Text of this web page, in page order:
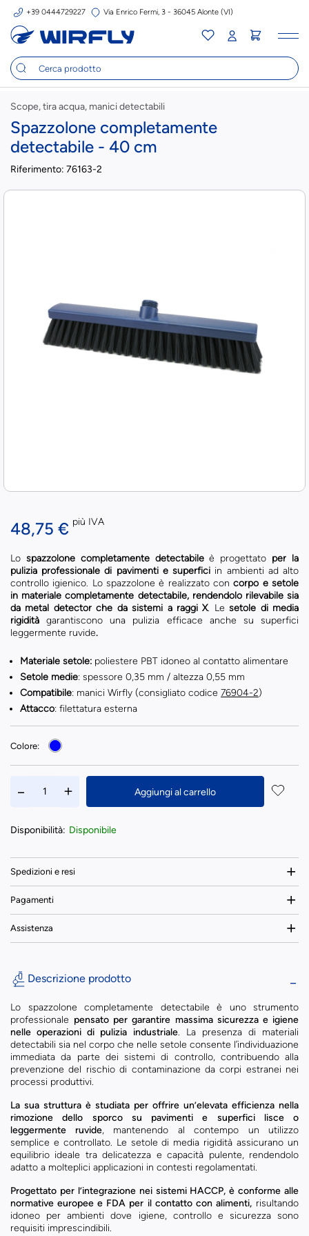
+39 0444729227 Via Enrico Fermi, 3 - 36045 Alonte (VI)
Scope, tira acqua, manici detectabili
Spazzolone completamente
detectabile - 40 cm
Riferimento: 76163-2
48,75 € più IVA
Lo spazzolone completamente detectabileè progettato per la
pulizia professionale di pavimenti e superfici in ambienti ad alto
controllo igienico. Lo spazzolone è realizzato concorpo e setole
in materiale completamente detectabile, rendendolo rilevabile sia
da metal detector che da sistemi a raggi X. Lesetole di media
rigidità garantiscono una pulizia efficace anche su superfici
leggermente ruvide.
Materiale setole: poliestere PBT idoneo al contatto alimentare
Setole medie: spessore 0,35 mm / altezza 0,55 mm
Compatibile: manici Wirfly (consigliato codice 76904-2)
Attacco: filettatura esterna
Colore:
Aggiungi al carrello
Disponibilità: Disponibile
Spedizioni e resi
Pagamenti
Assistenza
Descrizione prodotto
Lo spazzolone completamente detectabile è uno strumento
professionale pensato per garantire massima sicurezza e igiene
nelle operazioni di pulizia industriale. La presenza di materiali
detectabili sia nel corpo che nelle setole consente l’individuazione
immediata da parte dei sistemi di controllo, contribuendo alla
prevenzione del rischio di contaminazione da corpi estranei nei
processi produttivi.
La sua struttura è studiata per offrire un’elevata efficienza nella
rimozione dello sporco su pavimenti e superfici lisce o
leggermente ruvide, mantenendo al contempo un utilizzo
semplice e controllato. Le setole di media rigidità assicurano un
equilibrio ideale tra delicatezza e capacità pulente, rendendolo
adatto a molteplici applicazioni in contesti regolamentati.
Progettato per l’integrazione nei sistemi HACCP, è conforme alle
normative europee e FDA per il contatto con alimenti,risultando
idoneo per ambienti dove igiene, controllo e sicurezza sono
requisiti imprescindibili.